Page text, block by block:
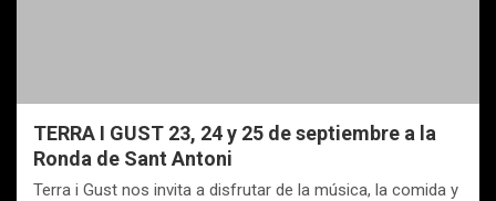
TERRA I GUST 23, 24 y 25 de septiembre a la
Ronda de Sant Antoni
Terra i Gust nos invita a disfrutar de la música, la comida y